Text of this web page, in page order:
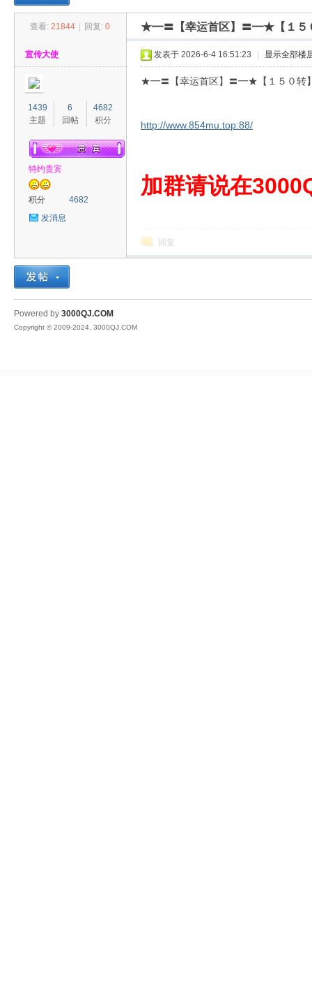
QJ
› ›
查看: 21844 回复: 0 ★━〓【幸运首区】〓━★【１５０
宣传大使
1439
主题
6
回帖
4682
积分
特约贵宾
积分
4682
发消息
发表于 2026-6-4 16:51:23 显示全部楼
★━〓【幸运首区】〓━★【１５０转】
http://www.854mu.top:88/
加群请说在
回复
Powered by 3000QJ.COM
Copyright © 2009-2024, 3000QJ.COM